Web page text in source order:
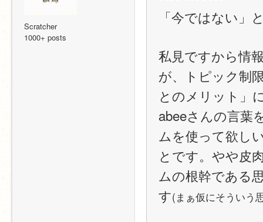
Scratcher
1000+ posts
「今ではない」
私見ですから情
が、トピック制
とのメリット」
abeeさんの言葉
ムを使って欲し
とです。やや皮
ムの根幹である
す(まぁ仮にそういう